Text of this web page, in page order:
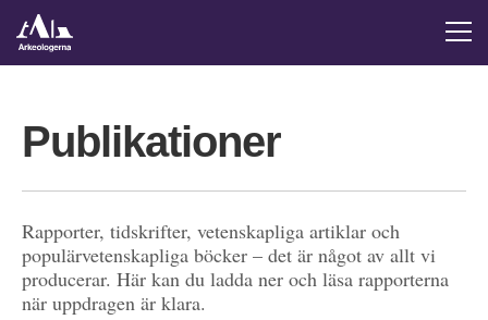
Publikationer
Rapporter, tidskrifter, vetenskapliga artiklar och
populärvetenskapliga böcker – det är något av allt vi
producerar. Här kan du ladda ner och läsa rapporterna
när uppdragen är klara.